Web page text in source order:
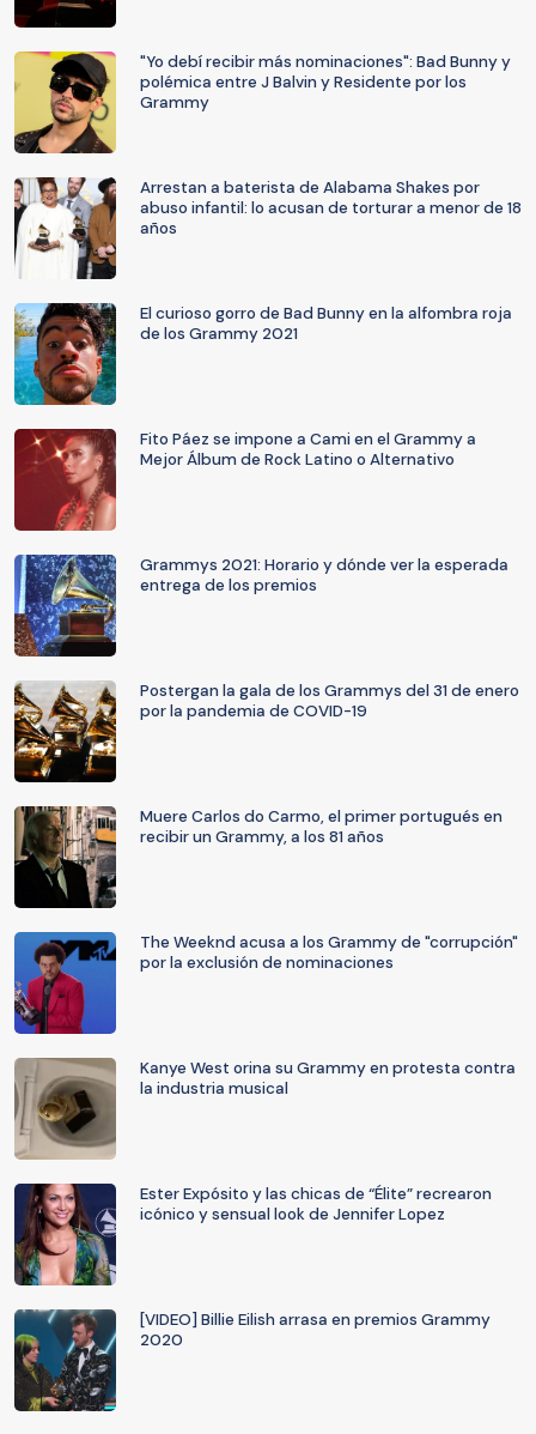
"Yo debí recibir más nominaciones": Bad Bunny y
polémica entre J Balvin y Residente por los
Grammy
Arrestan a baterista de Alabama Shakes por
abuso infantil: lo acusan de torturar a menor de 18
años
El curioso gorro de Bad Bunny en la alfombra roja
de los Grammy 2021
Fito Páez se impone a Cami en el Grammy a
Mejor Álbum de Rock Latino o Alternativo
Grammys 2021: Horario y dónde ver la esperada
entrega de los premios
Postergan la gala de los Grammys del 31 de enero
por la pandemia de COVID-19
Muere Carlos do Carmo, el primer portugués en
recibir un Grammy, a los 81 años
The Weeknd acusa a los Grammy de "corrupción"
por la exclusión de nominaciones
Kanye West orina su Grammy en protesta contra
la industria musical
Ester Expósito y las chicas de “Élite” recrearon
icónico y sensual look de Jennifer Lopez
[VIDEO] Billie Eilish arrasa en premios Grammy
2020